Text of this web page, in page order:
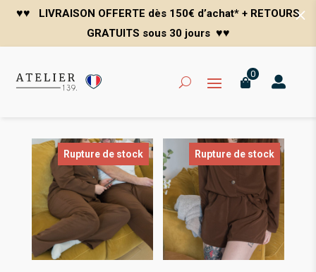
M
♥♥
LIVRAISON OFFERTE dès 150€ d’achat* + RETOURS
GRATUITS sous 30 jours ♥♥
0
 
Rupture de stock Rupture de stock